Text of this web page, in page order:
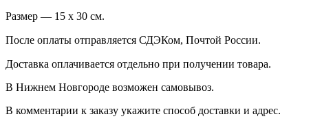
Размер — 15 х 30 см.
После оплаты отправляется СДЭКом, Почтой России. ⠀⠀
Доставка оплачивается отдельно при получении товара. ⠀⠀ ⠀⠀
В Нижнем Новгороде возможен самовывоз.
В комментарии к заказу укажите способ доставки и адрес.